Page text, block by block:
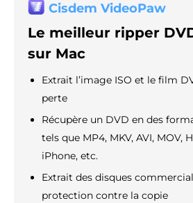
Cisdem VideoPaw
Le meilleur ripper
sur Mac
Extrait l’image ISO et le film
perte
Récupère un DVD en des
tels que MP4, MKV, AVI, MOV,
iPhone, etc.
Extrait des disques
protection contre la copie